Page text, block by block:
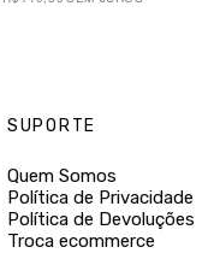
SUPORTE
Quem Somos
Política de Privacidade
Política de Devoluções
Troca ecommerce